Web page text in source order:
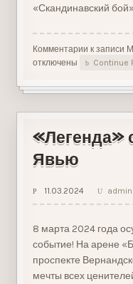
«Скандинавский
Комментарии к записи
отключены
Continue
«Легенда»
Явью
11.03.2024 admin
8 марта 2024 года
событие! На арене
проспекте
мечты всех